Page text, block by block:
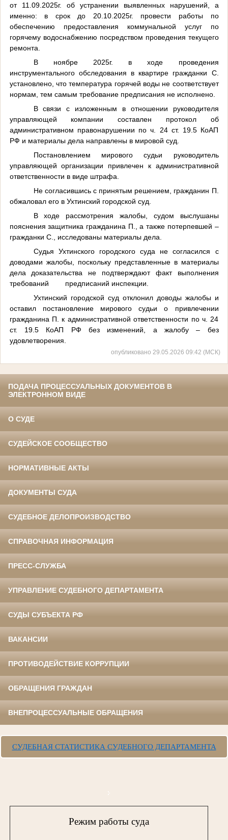
от 11.09.2025г. об устранении выявленных нарушений, а
именно: в срок до 20.10.2025г. провести работы по
обеспечению предоставления коммунальной услуг по
горячему водоснабжению посредством проведения текущего
ремонта.
В ноябре 2025г. в ходе проведения
инструментального обследования в квартире гражданки С.
установлено, что температура горячей воды не соответствует
нормам, тем самым требование предписания не исполнено.
В связи с изложенным в отношении руководителя
управляющей компании составлен протокол об
административном правонарушении по ч. 24 ст. 19.5 КоАП
РФ и материалы дела направлены в мировой суд.
Постановлением мирового судьи руководитель
управляющей организации привлечен к административной
ответственности в виде штрафа.
Не согласившись с принятым решением, гражданин П.
обжаловал его в Ухтинский городской суд.
В ходе рассмотрения жалобы, судом выслушаны
пояснения защитника гражданина П., а также потерпевшей –
гражданки С., исследованы материалы дела.
Судья Ухтинского городского суда не согласился с
доводами жалобы, поскольку представленные в материалы
дела доказательства не подтверждают факт выполнения
требований предписаний инспекции.
Ухтинский городской суд отклонил доводы жалобы и
оставил постановление мирового судьи о привлечении
гражданина П. к административной ответственности по ч. 24
ст. 19.5 КоАП РФ без изменений, а жалобу – без
удовлетворения.
опубликовано 29.05.2026 09:42 (МСК)
ПОДАЧА ПРОЦЕССУАЛЬНЫХ ДОКУМЕНТОВ В
ЭЛЕКТРОННОМ ВИДЕ
О СУДЕ
СУДЕЙСКОЕ СООБЩЕСТВО
НОРМАТИВНЫЕ АКТЫ
ДОКУМЕНТЫ СУДА
СУДЕБНОЕ ДЕЛОПРОИЗВОДСТВО
СПРАВОЧНАЯ ИНФОРМАЦИЯ
ПРЕСС-СЛУЖБА
УПРАВЛЕНИЕ СУДЕБНОГО ДЕПАРТАМЕНТА
СУДЫ СУБЪЕКТА РФ
ВАКАНСИИ
ПРОТИВОДЕЙСТВИЕ КОРРУПЦИИ
ОБРАЩЕНИЯ ГРАЖДАН
ВНЕПРОЦЕССУАЛЬНЫЕ ОБРАЩЕНИЯ
СУДЕБНАЯ СТАТИСТИКА СУДЕБНОГО ДЕПАРТАМЕНТА
Режим работы суда